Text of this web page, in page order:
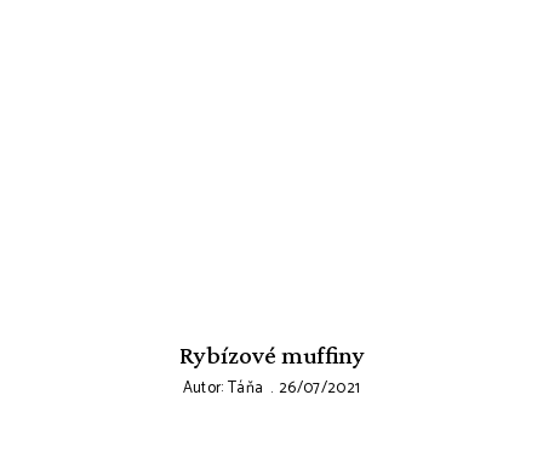
Rybízové muffiny
Autor:Táňa 26/07/2021